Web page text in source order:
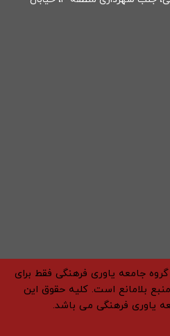
جامعه یاوری فرهنگی فقط برای
بلامانع است. کلیه حقوق این
یاوری فرهنگی می باشد.